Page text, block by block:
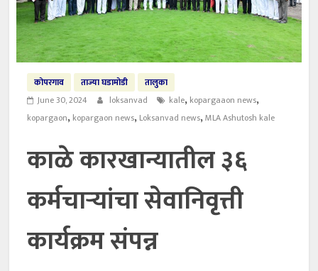
कोपरगाव ताज्या घडामोडी
तालुका
June 30, 2024
loksanvad kale, kopargaaon news,
kopargaon, kopargaon news, Loksanvad news,MLA Ashutosh kale
काळे कारखान्यातील ३६
कर्मचाऱ्यांचा सेवानिवृत्ती
कार्यक्रम संपन्न